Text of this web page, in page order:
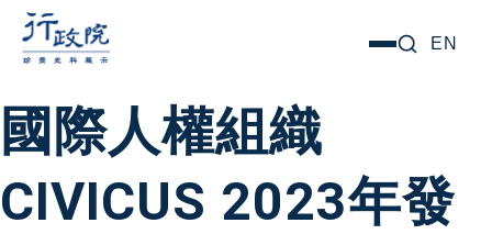
要
內
容
選
EN
國際人權組織
CIVICUS 2023年發